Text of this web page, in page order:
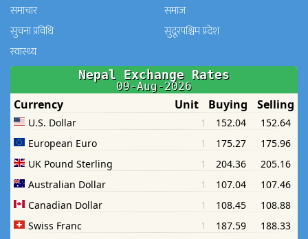
समाचार
समाज
सुचना प्रविधि
सुदूरपश्चिम प्रदेश
स्वास्थ्य